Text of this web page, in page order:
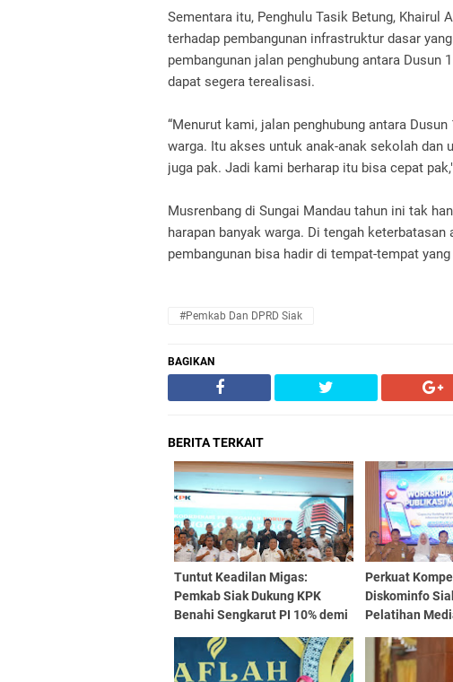
Sementara itu, Penghulu Tasik Betung, Khairul
terhadap pembangunan infrastruktur dasar
pembangunan jalan penghubung antara Dusun
dapat segera terealisasi.
“Menurut kami, jalan penghubung antara
warga. Itu akses untuk anak-anak sekolah
juga pak. Jadi kami berharap itu bisa cepat
Musrenbang di Sungai Mandau tahun ini tak
harapan banyak warga. Di tengah
pembangunan bisa hadir di tempat-tempat
#Pemkab Dan DPRD Siak
BAGIKAN
BERITA TERKAIT
Tuntut Keadilan Migas:
Pemkab Siak Dukung KPK
Benahi Sengkarut PI 10% demi
Perkuat
Diskominfo
Pelatihan